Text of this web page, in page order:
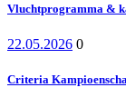
Vluchtprogramma &
22.05.2026 0
Criteria